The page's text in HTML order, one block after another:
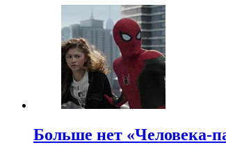
Больше нет «Человека-